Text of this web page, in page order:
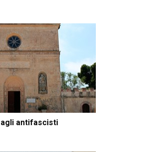
antifascisti